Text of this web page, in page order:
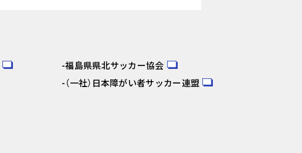
福島県県北サッカー協会
（一社）日本障がい者サッカー連盟